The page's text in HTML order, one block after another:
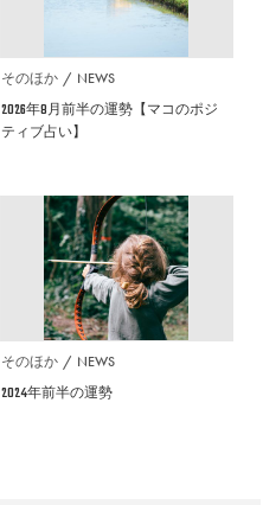
そのほか NEWS
2026年8月前半の運勢【マコのポジ
ティブ占い】
そのほか NEWS
2024年前半の運勢